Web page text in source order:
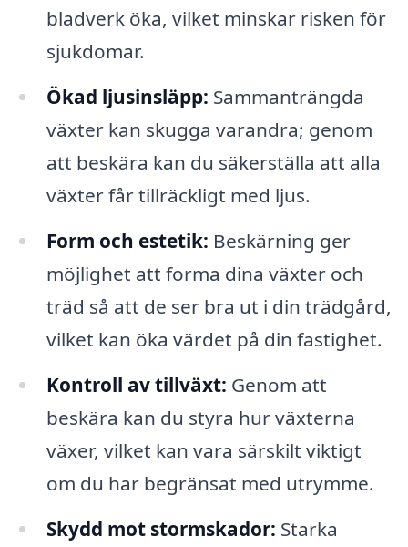
bladverk öka, vilket minskar risken för
sjukdomar.
Ökad ljusinsläpp: Sammanträngda
växter kan skugga varandra; genom
att beskära kan du säkerställa att alla
växter får tillräckligt med ljus.
Form och estetik: Beskärning ger
möjlighet att forma dina växter och
träd så att de ser bra ut i din trädgård,
vilket kan öka värdet på din fastighet.
Kontroll av tillväxt: Genom att
beskära kan du styra hur växterna
växer, vilket kan vara särskilt viktigt
om du har begränsat med utrymme.
Skydd mot stormskador: Starka